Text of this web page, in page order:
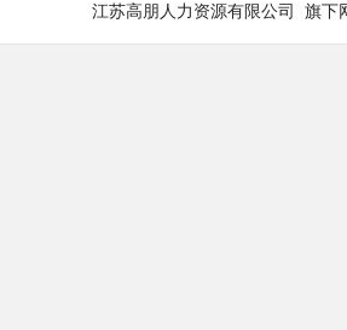
江苏高朋人力资源有限公司 旗下